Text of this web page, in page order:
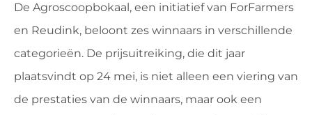
De Agroscoopbokaal, een initiatief van ForFarmers
en Reudink, beloont zes winnaars in verschillende
categorieën. De prijsuitreiking, die dit jaar
plaatsvindt op 24 mei, is niet alleen een viering van
de prestaties van de winnaars, maar ook een